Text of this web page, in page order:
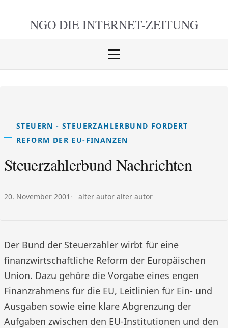
NGO DIE INTERNET-ZEITUNG
Menü
STEUERN - STEUERZAHLERBUND FORDERT
REFORM DER EU-FINANZEN
Steuerzahlerbund Nachrichten
Veröffentlicht am:
20. November 2001 Autor:
alter autor alter autor
Der Bund der Steuerzahler wirbt für eine
finanzwirtschaftliche Reform der Europäischen
Union. Dazu gehöre die Vorgabe eines engen
Finanzrahmens für die EU, Leitlinien für Ein- und
Ausgaben sowie eine klare Abgrenzung der
Aufgaben zwischen den EU-Institutionen und den